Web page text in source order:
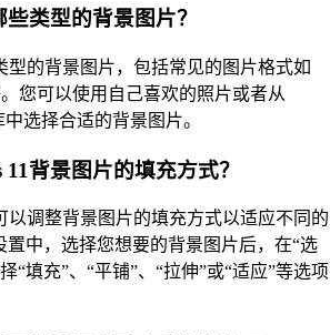
类型的背景图片？
型的背景图片，包括常见的图片格式如
您可以使用自己喜欢的照片或者从
选择合适的背景图片。
背景图片的填充方式？
以调整背景图片的填充方式以适应不同的
置中，选择您想要的背景图片后，在“选
“填充”、“平铺”、“拉伸”或“适应”等选项